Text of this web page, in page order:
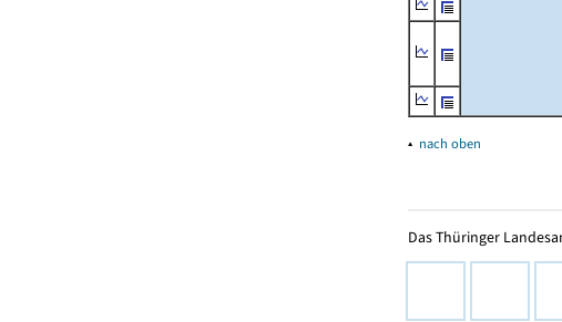
▴ nach oben
Das Thüringer